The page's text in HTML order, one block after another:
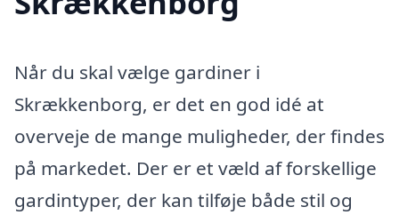
Når du skal vælge gardiner i
Skrækkenborg, er det en god idé at
overveje de mange muligheder, der findes
på markedet. Der er et væld af forskellige
gardintyper, der kan tilføje både stil og